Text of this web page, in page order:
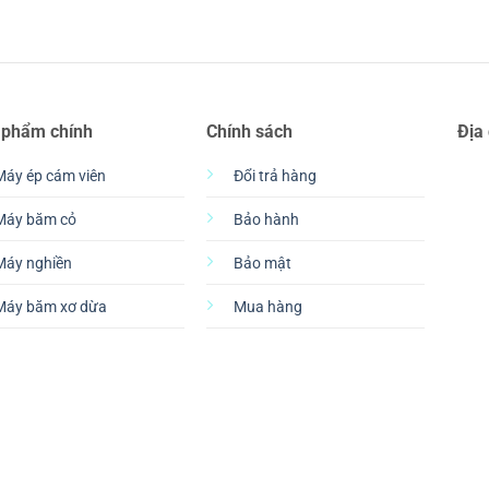
chính
ép cám viên
băm cỏ
nghiền
băm xơ dừa
Chính sách
Đổi trả hàng
Bảo hành
Bảo mật
Mua hàng
Địa